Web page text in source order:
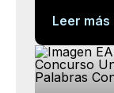
Leer más